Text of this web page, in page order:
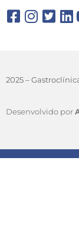
2025 –
Desenvolvido por